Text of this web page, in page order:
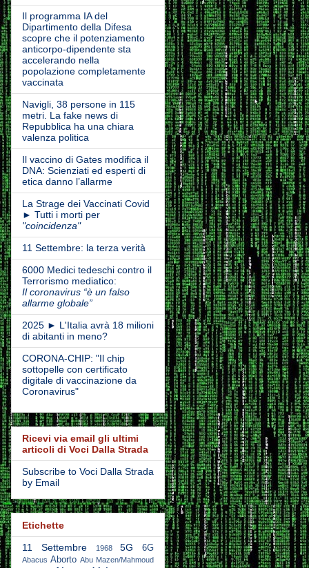
Il programma IA del
Dipartimento della Difesa
scopre che il potenziamento
anticorpo-dipendente sta
accelerando nella
popolazione completamente
vaccinata
Navigli, 38 persone in 115
metri. La fake news di
Repubblica ha una chiara
valenza politica
Il vaccino di Gates modifica il
DNA: Scienziati ed esperti di
etica danno l’allarme
La Strage dei Vaccinati Covid
► Tutti i morti per
"coincidenza"
11 Settembre: la terza verità
6000 Medici tedeschi contro il
Terrorismo mediatico:
Il coronavirus “è un falso
allarme globale”
2025 ► L'Italia avrà 18 milioni
di abitanti in meno?
CORONA-CHIP: "Il chip
sottopelle con certificato
digitale di vaccinazione da
Coronavirus"
Ricevi via email gli ultimi
articoli di Voci Dalla Strada
Subscribe to Voci Dalla Strada
by Email
Etichette
11 Settembre
1968 5G 6G
Abacus Aborto Abu Mazen/Mahmoud